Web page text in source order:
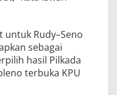
untuk Rudy–Seno
sebagai
hasil Pilkada
terbuka KPU